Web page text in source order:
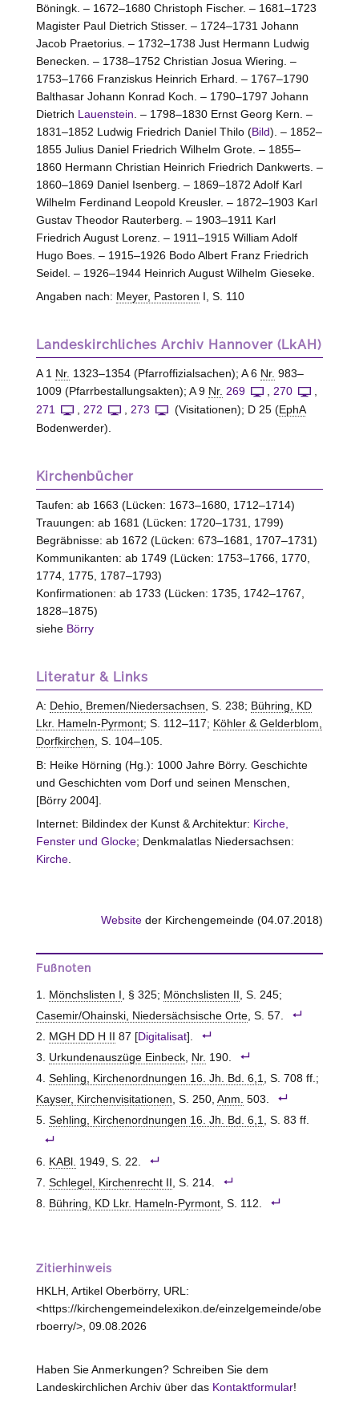
Böningk. – 1672–1680 Christoph Fischer. – 1681–1723
Magister Paul Dietrich Stisser. – 1724–1731 Johann
Jacob Praetorius. – 1732–1738 Just Hermann Ludwig
Benecken. – 1738–1752 Christian Josua Wiering. –
1753–1766 Franziskus Heinrich Erhard. – 1767–1790
Balthasar Johann Konrad Koch. – 1790–1797 Johann
Dietrich Lauenstein . – 1798–1830 Ernst Georg Kern. –
1831–1852 Ludwig Friedrich Daniel Thilo (Bild). – 1852–
1855 Julius Daniel Friedrich Wilhelm Grote. – 1855–
1860 Hermann Christian Heinrich Friedrich Dankwerts. –
1860–1869 Daniel Isenberg. – 1869–1872 Adolf Karl
Wilhelm Ferdinand Leopold Kreusler. – 1872–1903 Karl
Gustav Theodor Rauterberg. – 1903–1911 Karl
Friedrich August Lorenz. – 1911–1915 William Adolf
Hugo Boes. – 1915–1926 Bodo Albert Franz Friedrich
Seidel. – 1926–1944 Heinrich August Wilhelm Gieseke.
Angaben nach: Meyer, Pastoren I, S. 110
Landeskirchliches Archiv Hannover (LkAH)
A 1 Nr. 1323–1354 (Pfarroffizialsachen); A 6 Nr. 983–
1009 (Pfarrbestallungsakten); A 9 Nr. 269 270
271
272 273 (Visitationen); D 25 (EphA
Bodenwerder).
Kirchenbücher
Taufen: ab 1663 (Lücken: 1673–1680, 1712–1714)
Trauungen: ab 1681 (Lücken: 1720–1731, 1799)
Begräbnisse: ab 1672 (Lücken: 673–1681, 1707–1731)
Kommunikanten: ab 1749 (Lücken: 1753–1766, 1770,
1774, 1775, 1787–1793)
Konfirmationen: ab 1733 (Lücken: 1735, 1742–1767,
1828–1875)
siehe Börry
Literatur & Links
A: Dehio, Bremen/Niedersachsen, S. 238; Bühring, KD
Lkr. Hameln-Pyrmont; S. 112–117; Köhler & Gelderblom,
Dorfkirchen, S. 104–105.
B: Heike Hörning (Hg.): 1000 Jahre Börry. Geschichte
und Geschichten vom Dorf und seinen Menschen,
[Börry 2004].
Internet: Bildindex der Kunst & Architektur: Kirche,
Fenster und Glocke; Denkmalatlas Niedersachsen:
Kirche.
Website der Kirchengemeinde (04.07.2018)
Fußnoten
Mönchslisten I , § 325; Mönchslisten II , S. 245;
Casemir/Ohainski, Niedersächsische Orte, S. 57.
MGH DD H II
87 [Digitalisat].
Urkundenauszüge Einbeck, Nr. 190.
Sehling, Kirchenordnungen 16. Jh. Bd. 6,1, S. 708 ff.;
Kayser, Kirchenvisitationen, S. 250, Anm. 503.
Sehling, Kirchenordnungen 16. Jh. Bd. 6,1, S. 83 ff.
KABl. 1949, S. 22.
Schlegel, Kirchenrecht II , S. 214.
Bühring, KD Lkr. Hameln-Pyrmont, S. 112.
Zitierhinweis
HKLH, Artikel Oberbörry, URL:
<https://kirchengemeindelexikon.de/einzelgemeinde/obe
rboerry/>, 09.08.2026
Haben Sie Anmerkungen? Schreiben Sie dem
Landeskirchlichen Archiv über das Kontaktformular!